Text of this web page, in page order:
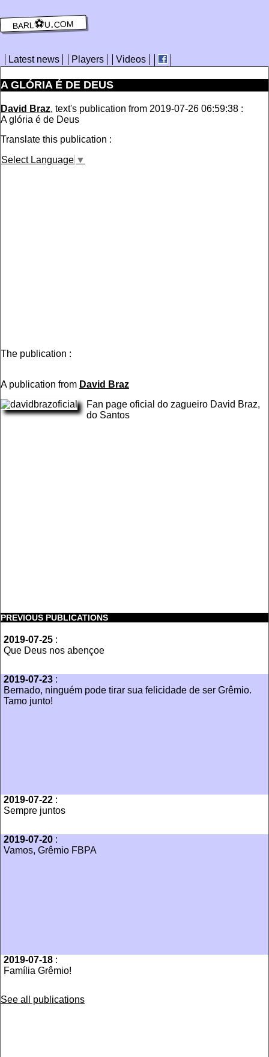
barl⚽️u.com
Latest news Players Videos
A GLÓRIA É DE DEUS
David Braz, text's publication from 2019-07-26 06:59:38 :
A glória é de Deus
Translate this publication :
Select Language ▼
The publication :
A publication from David Braz
Fan page oficial do zagueiro David Braz,
do Santos
PREVIOUS PUBLICATIONS
2019-07-25 :
Que Deus nos abençoe
2019-07-23 :
Bernado, ninguém pode tirar sua felicidade de ser Grêmio.
Tamo junto!
2019-07-22 :
Sempre juntos
2019-07-20 :
Vamos, Grêmio FBPA
2019-07-18 :
Família Grêmio!
See all publications